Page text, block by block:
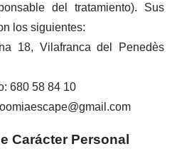
del tratamiento). Sus
los siguientes:
18, Vilafranca del Penedès
680 58 84 10
Carácter Personal